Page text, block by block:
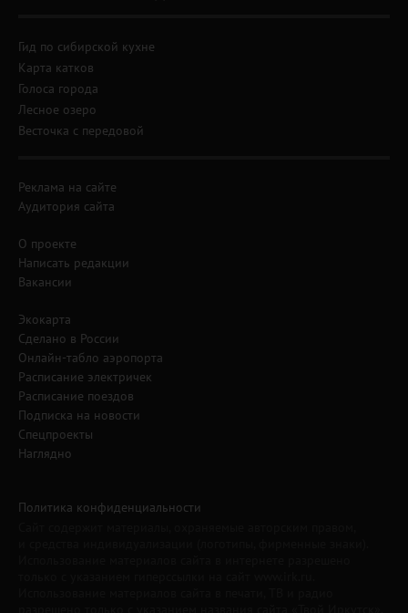
Гид по сибирской кухне
Карта катков
Голоса города
Лесное озеро
Весточка с передовой
Реклама на сайте
Аудитория сайта
О проекте
Написать редакции
Вакансии
Экокарта
Сделано в России
Онлайн-табло аэропорта
Расписание электричек
Расписание поездов
Подписка на новости
Спецпроекты
Наглядно
Политика конфиденциальности